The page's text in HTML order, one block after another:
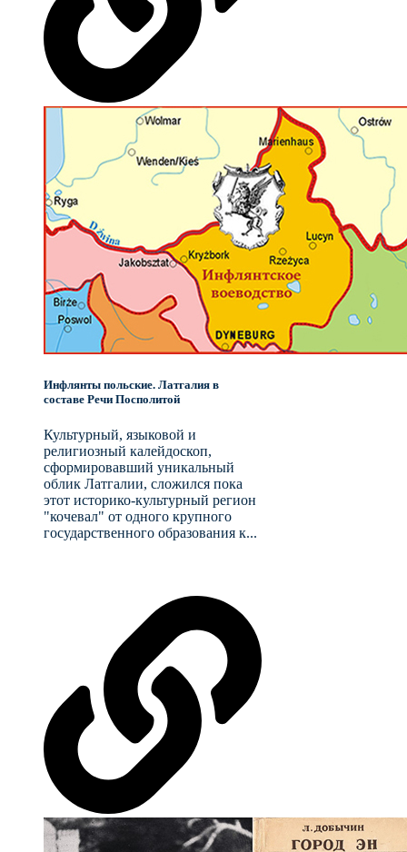
Инфлянты польские. Латгалия в
составе Речи Посполитой
Культурный, языковой и
религиозный калейдоскоп,
сформировавший уникальный
облик Латгалии, сложился пока
этот историко-культурный регион
"кочевал" от одного крупного
государственного образования к...